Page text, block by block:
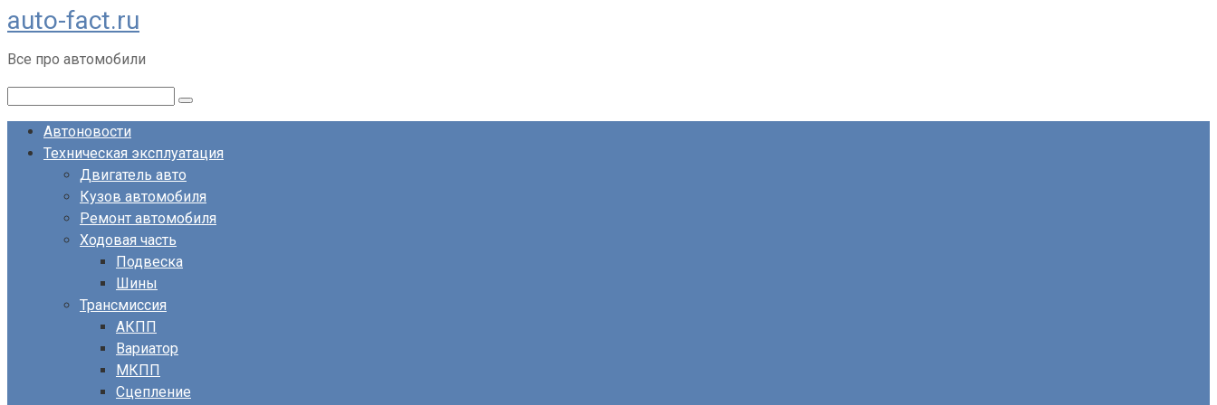
Перейти
к
контенту
auto-fact.ru
Все про автомобили
Автоновости
Техническая эксплуатация
Двигатель авто
Кузов автомобиля
Ремонт автомобиля
Ходовая часть
Подвеска
Шины
Трансмиссия
АКПП
Вариатор
МКПП
Сцепление